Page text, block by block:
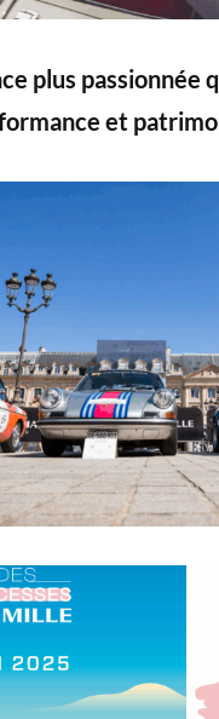
plus passionnée
et